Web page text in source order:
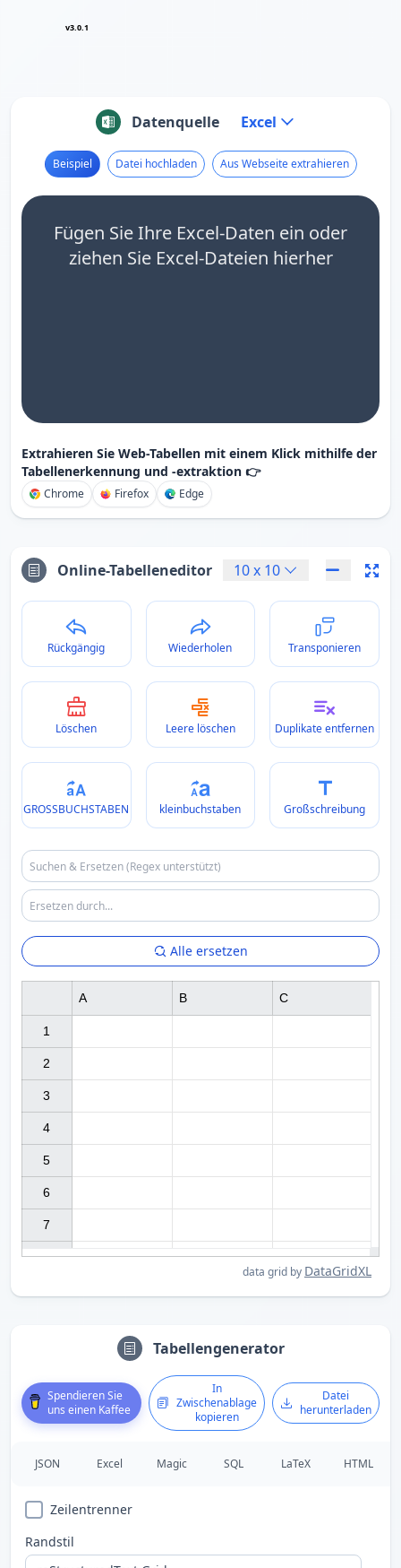
v3.0.1
Datenquelle Excel
Beispiel Datei hochladen Aus Webseite extrahieren
Fügen Sie Ihre Excel-Daten ein oder
ziehen Sie Excel-Dateien hierher
Extrahieren Sie Web-Tabellen mit einem Klick mithilfe der
Tabellenerkennung und -extraktion 👉
Chrome Firefox Edge
Online-Tabelleneditor 10x 10
Rückgängig Wiederholen Transponieren
Löschen Leere löschen Duplikate entfernen
GROSSBUCHSTABEN kleinbuchstaben Großschreibung
Alle ersetzen
1
2
3
4
5
6
7
A B C
data grid by DataGridXL
Tabellengenerator
Spendieren Sie
uns einen Kaffee
In
Zwischenablage
kopieren
Datei
herunterladen
JSON Excel Magic SQL LaTeX HTML
Zeilentrenner
Randstil